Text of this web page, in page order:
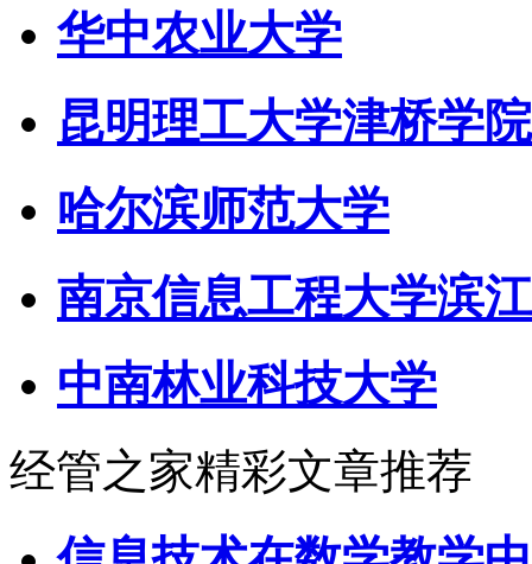
华中农业大学
昆明理工大学津桥学院
哈尔滨师范大学
南京信息工程大学滨
中南林业科技大学
经管之家精彩文章推荐